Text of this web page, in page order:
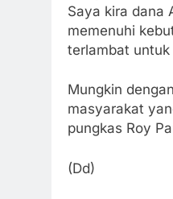
Saya kira dana
memenuhi
terlambat untuk
Mungkin
masyarakat
pungkas Roy
(Dd)